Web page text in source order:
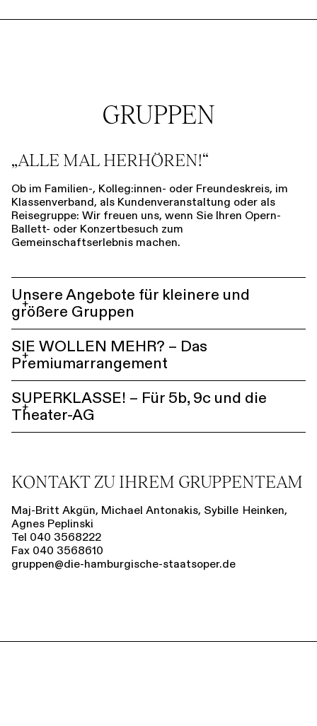
GRUPPEN
„ALLE MAL HERHÖREN!“
Ob im Familien-, Kolleg:innen- oder Freundeskreis, im
Klassenverband, als Kundenveranstaltung oder als
Reisegruppe: Wir freuen uns, wenn Sie Ihren Opern-
Ballett- oder Konzertbesuch zum
Gemeinschaftserlebnis machen.
Unsere Angebote für kleinere und
größere Gruppen
+
SIE WOLLEN MEHR? – Das
Premiumarrangement
+
SUPERKLASSE! – Für 5b, 9c und die
Theater-AG
+
KONTAKT ZU IHREM GRUPPENTEAM
Maj-Britt Akgün, Michael Antonakis, Sybille Heinken,
Agnes Peplinski
Tel 040 3568222
Fax 040 3568610
gruppen@die-hamburgische-staatsoper.de